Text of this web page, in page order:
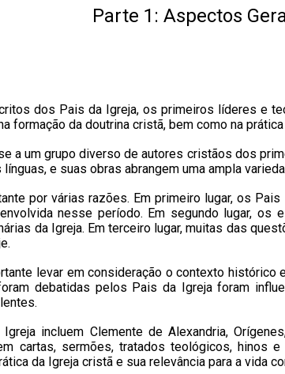
Parte 1: Aspectos
dos Pais da Igreja, os primeiros líderes e
formação da doutrina cristã, bem como na
a um grupo diverso de autores cristãos dos
e suas obras abrangem uma ampla
por várias razões. Em primeiro lugar, os
nesse período. Em segundo lugar,
da Igreja. Em terceiro lugar, muitas das
levar em consideração o contexto
debatidas pelos Pais da Igreja foram
incluem Clemente de Alexandria,
cartas, sermões, tratados teológicos,
da Igreja cristã e sua relevância para a vida